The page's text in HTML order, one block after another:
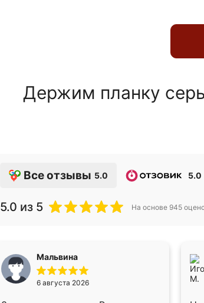
Держим планку
Все отзывы 5.0 5.0
5.0 из 5 На основе 945
Мальвина
6 августа 2026